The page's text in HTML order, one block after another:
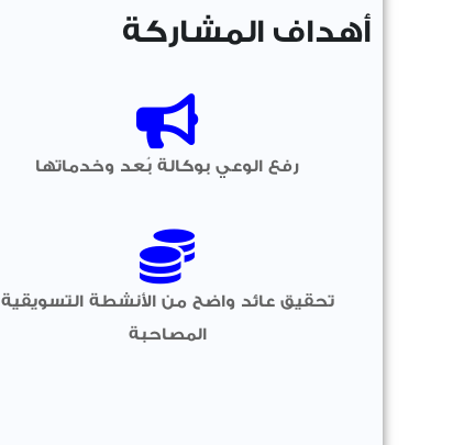
أهداف المشاركة
رفع الوعي بوكالة بُعد وخدماتها
تحقيق عائد واضح من الأنشطة التسويقية
المصاحبة